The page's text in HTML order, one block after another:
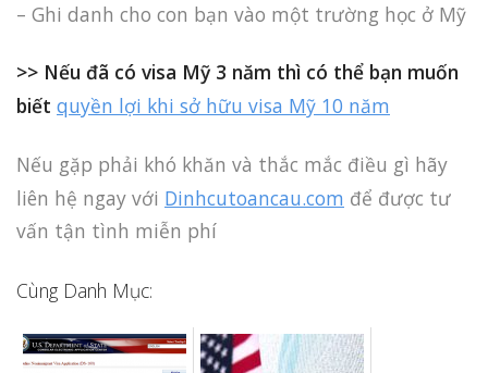
– Ghi danh cho con bạn vào một trường học ở Mỹ
>> Nếu đã có visa Mỹ 3 năm thì có thể bạn muốn
biết quyền lợi khi sở hữu visa Mỹ 10 năm
Nếu gặp phải khó khăn và thắc mắc điều gì hãy
liên hệ ngay với Dinhcutoancau.com để được tư
vấn tận tình miễn phí
Cùng Danh Mục: